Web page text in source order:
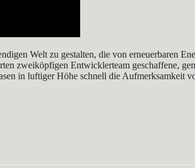
Welt zu gestalten, die von erneuerbaren
zweiköpfigen Entwicklerteam geschaffene,
in luftiger Höhe schnell die Aufmerksamkeit